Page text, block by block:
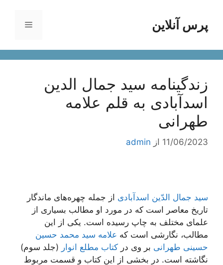
محتواپرس آنلاین فهرست
زندگینامه سید جمال الدین
اسدآبادی به قلم علامه
طهرانی
11/06/2023 از admin
سید جمال الدّین اسدآبادی از جمله چهره‌های ماندگار
تاریخ معاصر است که در مورد او مطالب بسیاری از
علمای مختلف به چاپ رسیده است. یکی از این
مطالب، نگارشی است که علامه سید محمد حسین
حسینی طهرانی بر وی در کتاب مطلع انوار (جلد سوم)
نگاشته است. در بخشی از این کتاب و قسمت مربوط